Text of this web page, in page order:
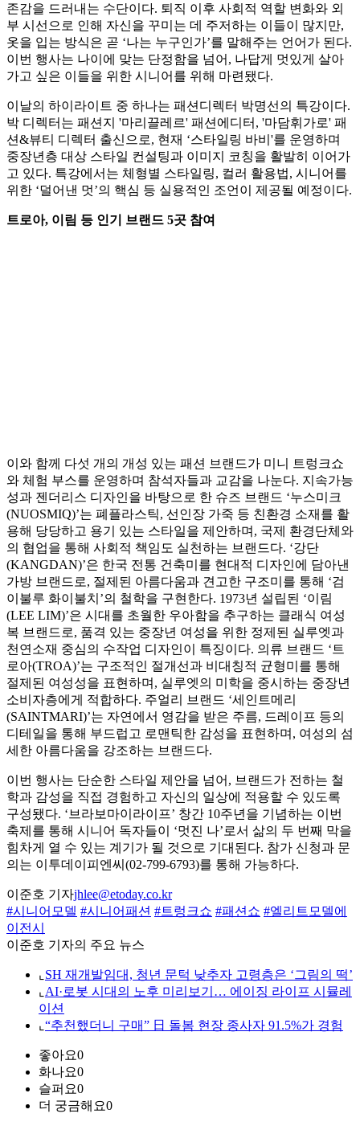
존감을 드러내는 수단이다. 퇴직 이후 사회적 역할 변화와 외
부 시선으로 인해 자신을 꾸미는 데 주저하는 이들이 많지만,
옷을 입는 방식은 곧 ‘나는 누구인가’를 말해주는 언어가 된다.
이번 행사는 나이에 맞는 단정함을 넘어, 나답게 멋있게 살아
가고 싶은 이들을 위한 시니어를 위해 마련됐다.
이날의 하이라이트 중 하나는 패션디렉터 박명선의 특강이다.
박 디렉터는 패션지 '마리끌레르' 패션에디터, '마담휘가로' 패
션&뷰티 디렉터 출신으로, 현재 ‘스타일링 바비'를 운영하며
중장년층 대상 스타일 컨설팅과 이미지 코칭을 활발히 이어가
고 있다. 특강에서는 체형별 스타일링, 컬러 활용법, 시니어를
위한 ‘덜어낸 멋’의 핵심 등 실용적인 조언이 제공될 예정이다.
트로아, 이림 등 인기 브랜드 5곳 참여
이와 함께 다섯 개의 개성 있는 패션 브랜드가 미니 트렁크쇼
와 체험 부스를 운영하며 참석자들과 교감을 나눈다. 지속가능
성과 젠더리스 디자인을 바탕으로 한 슈즈 브랜드 ‘누스미크
(NUOSMIQ)’는 폐플라스틱, 선인장 가죽 등 친환경 소재를 활
용해 당당하고 용기 있는 스타일을 제안하며, 국제 환경단체와
의 협업을 통해 사회적 책임도 실천하는 브랜드다. ‘강단
(KANGDAN)’은 한국 전통 건축미를 현대적 디자인에 담아낸
가방 브랜드로, 절제된 아름다움과 견고한 구조미를 통해 ‘검
이불루 화이불치’의 철학을 구현한다. 1973년 설립된 ‘이림
(LEE LIM)’은 시대를 초월한 우아함을 추구하는 클래식 여성
복 브랜드로, 품격 있는 중장년 여성을 위한 정제된 실루엣과
천연소재 중심의 수작업 디자인이 특징이다. 의류 브랜드 ‘트
로아(TROA)’는 구조적인 절개선과 비대칭적 균형미를 통해
절제된 여성성을 표현하며, 실루엣의 미학을 중시하는 중장년
소비자층에게 적합하다. 주얼리 브랜드 ‘세인트메리
(SAINTMARI)’는 자연에서 영감을 받은 주름, 드레이프 등의
디테일을 통해 부드럽고 로맨틱한 감성을 표현하며, 여성의 섬
세한 아름다움을 강조하는 브랜드다.
이번 행사는 단순한 스타일 제안을 넘어, 브랜드가 전하는 철
학과 감성을 직접 경험하고 자신의 일상에 적용할 수 있도록
구성됐다. ‘브라보마이라이프’ 창간 10주년을 기념하는 이번
축제를 통해 시니어 독자들이 ‘멋진 나’로서 삶의 두 번째 막을
힘차게 열 수 있는 계기가 될 것으로 기대된다. 참가 신청과 문
의는 이투데이피엔씨(02-799-6793)를 통해 가능하다.
이준호 기자jhlee@etoday.co.kr
#시니어모델 #시니어패션 #트렁크쇼 #패션쇼 #엘리트모델에
이전시
이준호 기자의 주요 뉴스
⌞ SH 재개발임대, 청년 문턱 낮추자 고령층은 ‘그림의 떡’
⌞ AI·로봇 시대의 노후 미리보기… 에이징 라이프 시뮬레
이션
⌞ “추천했더니 구매” 日 돌봄 현장 종사자 91.5%가 경험
좋아요0
화나요0
슬퍼요0
더 궁금해요0